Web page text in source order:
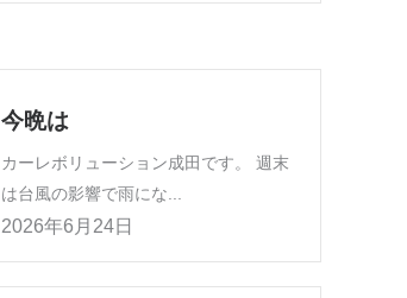
今晩は
カーレボリューション成田です。 週末
は台風の影響で雨にな...
2026年6月24日